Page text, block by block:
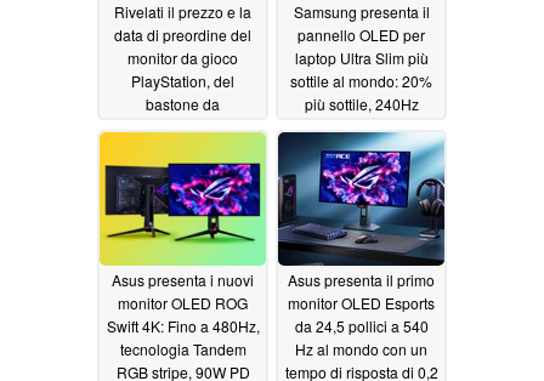
Rivelati il prezzo e la
data di preordine del
monitor da gioco
PlayStation, del
bastone da
Samsung presenta il
pannello OLED per
laptop Ultra Slim più
sottile al mondo: 20%
più sottile, 240Hz
06/02/2026
Asus presenta i nuovi
monitor OLED ROG
Swift 4K: Fino a 480Hz,
tecnologia Tandem
RGB stripe, 90W PD
Asus presenta il primo
monitor OLED Esports
da 24,5 pollici a 540
Hz al mondo con un
tempo di risposta di 0,2